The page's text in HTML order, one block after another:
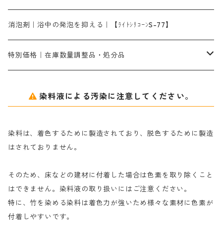
片羽刷毛
シルクフィックス３A｜絹の染料定着向上剤
ソーダ灰
染料溶解剤
セレナゾールPDN｜各種染料の染料溶解剤
化学糊（PVA）
防腐剤｜アルカリ性
部分脱色｜デグロリンSコンク
メイプロガムNP｜にじみ防止剤
アミラヂンD｜浸透・複色抑制剤
捺染糊
メイプロガムNP（綿・麻・絹用｜直接・酸性・含金染料用）
白場汚染防止剤｜ソーピング剤｜水洗する際の再汚染防止剤
ア行
カ行
ナ行
ハ行
マ行
消泡剤｜浴中の発泡を抑える｜【ﾗｲﾄｼﾘｺｰﾝS-77】
特別価格｜在庫数量調整品・処分品
粉末顔料
綿・麻を染める染料
絹・羊毛を染める染料
染料液による汚染に注意してください。
染料は、着色するために製造されており、脱色するために製造
はされておりません。
そのため、床などの建材に付着した場合は色素を取り除くこと
はできません。染料液の取り扱いにはご注意ください。
特に、竹を染める染料は着色力が強いため様々な素材に色素が
付着しやすいです。